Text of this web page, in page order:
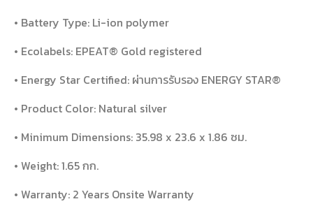
• Battery Type: Li-ion polymer
• Ecolabels: EPEAT® Gold registered
• Energy Star Certified: ผ่านการรับรอง ENERGY STAR®
• Product Color: Natural silver
• Minimum Dimensions: 35.98 x 23.6 x 1.86 ซม.
• Weight: 1.65 กก.
• Warranty: 2 Years Onsite Warranty